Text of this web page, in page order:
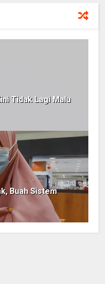
Tidak Lagi Malu
Buah Sistem